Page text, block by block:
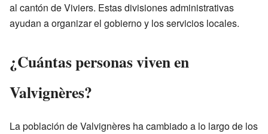
al cantón de Viviers. Estas divisiones administrativas
ayudan a organizar el gobierno y los servicios locales.
¿Cuántas personas viven en
Valvignères?
La población de Valvignères ha cambiado a lo largo de los